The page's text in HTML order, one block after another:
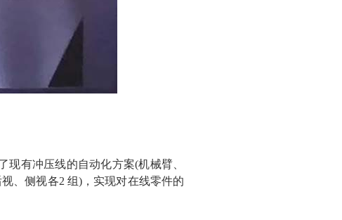
有冲压线的自动化方案(机械臂、
、侧视各2 组)，实现对在线零件的